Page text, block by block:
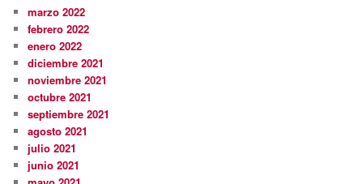
marzo 2022
febrero 2022
enero 2022
diciembre 2021
noviembre 2021
octubre 2021
septiembre 2021
agosto 2021
julio 2021
junio 2021